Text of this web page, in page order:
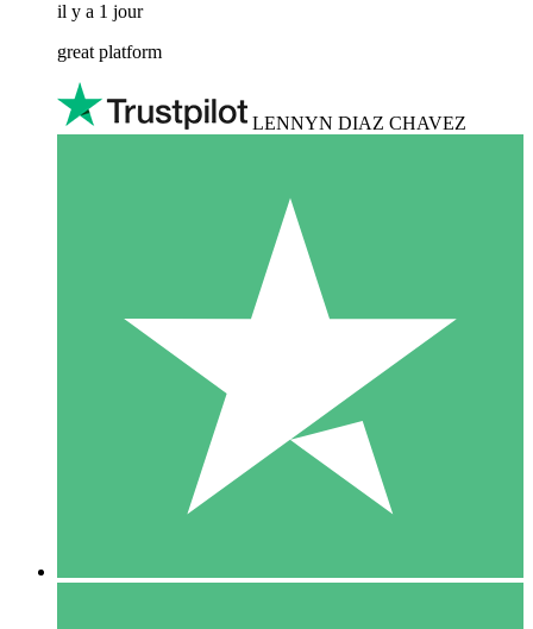
il y a 1 jour
great platform
LENNYN DIAZ CHAVEZ